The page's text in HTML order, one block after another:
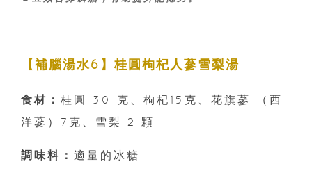
【補腦湯水6】桂圓枸杞人蔘雪梨湯
食材： 桂圓 30 克、枸杞15克、花旗蔘 （西
洋蔘）7克、雪梨 2 顆
調味料： 適量的冰糖